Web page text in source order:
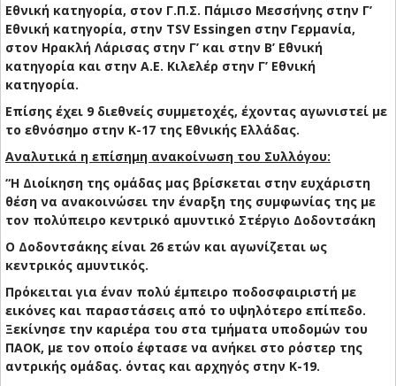
Εθνική κατηγορία, στον Γ.Π.Σ. Πάμισο Μεσσήνης στην Γ’
Εθνική κατηγορία, στην TSV Essingen στην Γερμανία,
στον Ηρακλή Λάρισας στην Γ’ και στην Β’ Εθνική
κατηγορία και στην Α.Ε. Κιλελέρ στην Γ’ Εθνική
κατηγορία.
Επίσης έχει 9 διεθνείς συμμετοχές, έχοντας αγωνιστεί με
το εθνόσημο στην Κ-17 της Εθνικής Ελλάδας.
Αναλυτικά η επίσημη ανακοίνωση του Συλλόγου:
“Η Διοίκηση της ομάδας μας βρίσκεται στην ευχάριστη
θέση να ανακοινώσει την έναρξη της συμφωνίας της με
τον πολύπειρο κεντρικό αμυντικό Στέργιο Δοδοντσάκη
Ο Δοδοντσάκης είναι 26 ετών και αγωνίζεται ως
κεντρικός αμυντικός.
Πρόκειται για έναν πολύ έμπειρο ποδοσφαιριστή με
εικόνες και παραστάσεις από το υψηλότερο επίπεδο.
Ξεκίνησε την καριέρα του στα τμήματα υποδομών του
ΠΑΟΚ, με τον οποίο έφτασε να ανήκει στο ρόστερ της
αντρικής ομάδας. όντας και αρχηγός στην Κ-19.